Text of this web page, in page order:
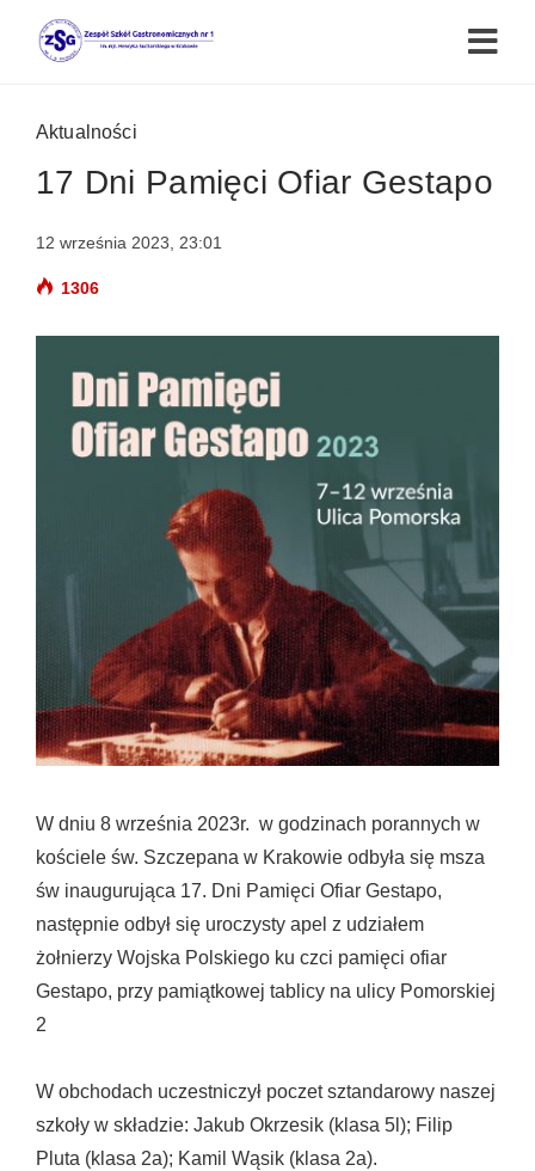
Aktualności
17 Dni Pamięci Ofiar Gestapo
12 września 2023, 23:01
1306
W dniu 8 września 2023r. w godzinach porannych w
kościele św. Szczepana w Krakowie odbyła się msza
św inaugurująca 17. Dni Pamięci Ofiar Gestapo,
następnie odbył się uroczysty apel z udziałem
żołnierzy Wojska Polskiego ku czci pamięci ofiar
Gestapo, przy pamiątkowej tablicy na ulicy Pomorskiej
2
W obchodach uczestniczył poczet sztandarowy naszej
szkoły w składzie: Jakub Okrzesik (klasa 5l); Filip
Pluta (klasa 2a); Kamil Wąsik (klasa 2a).